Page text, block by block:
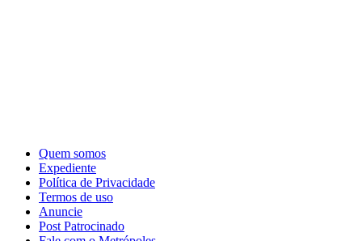
Quem somos
Expediente
Política de Privacidade
Termos de uso
Anuncie
Post Patrocinado